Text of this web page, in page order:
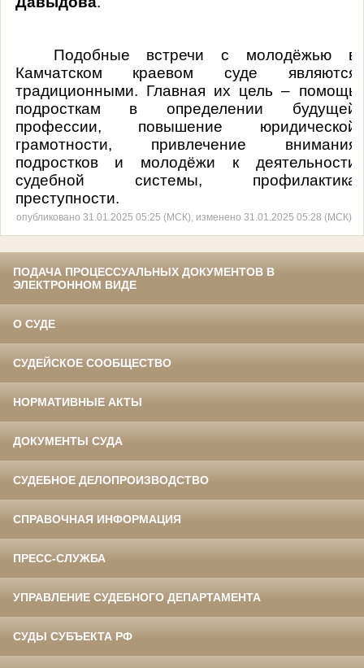
Подобные встречи с молодёжью в
Камчатском краевом суде являются
традиционными. Главная их цель – помощь
подросткам в определении будущей
профессии, повышение юридической
грамотности, привлечение внимания
подростков и молодёжи к деятельности
судебной системы, профилактика
преступности.
опубликовано 31.01.2025 05:25 (МСК), изменено 31.01.2025 05:28 (МСК)
ПОДАЧА ПРОЦЕССУАЛЬНЫХ ДОКУМЕНТОВ В
ЭЛЕКТРОННОМ ВИДЕ
О СУДЕ
СУДЕЙСКОЕ СООБЩЕСТВО
НОРМАТИВНЫЕ АКТЫ
ДОКУМЕНТЫ СУДА
СУДЕБНОЕ ДЕЛОПРОИЗВОДСТВО
СПРАВОЧНАЯ ИНФОРМАЦИЯ
ПРЕСС-СЛУЖБА
УПРАВЛЕНИЕ СУДЕБНОГО ДЕПАРТАМЕНТА
СУДЫ СУБЪЕКТА РФ